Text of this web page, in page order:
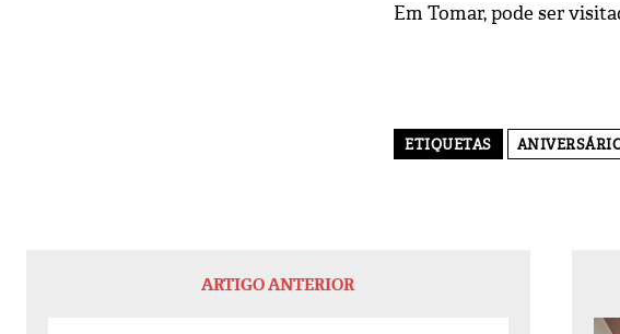
Em Tomar, pode ser
ETIQUETAS
ARTIGO ANTERIOR